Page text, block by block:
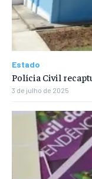
Estado
Polícia Civil
3 de julho de 2025